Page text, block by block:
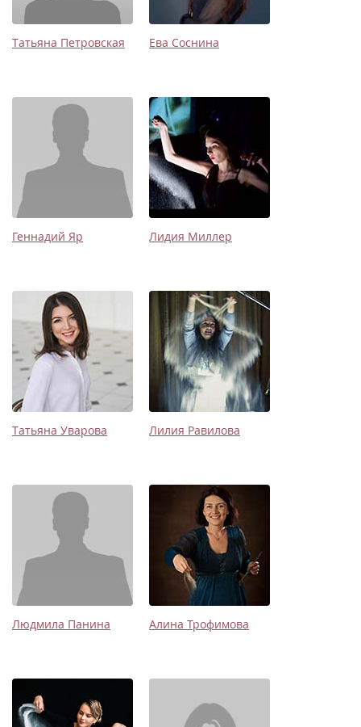
Татьяна Петровская Ева Соснина
Геннадий Яр Лидия Миллер
Татьяна Уварова Лилия Равилова
Людмила Панина Алина Трофимова